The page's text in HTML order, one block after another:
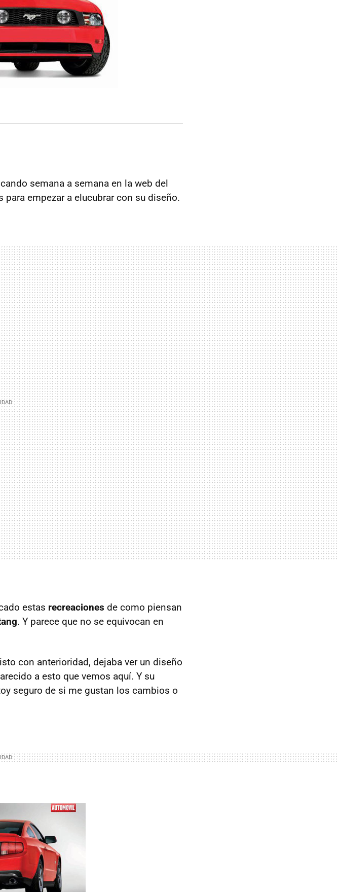
semana a semana en la web del
para empezar a elucubrar con su diseño.
estas recreaciones de como piensan
. Y parece que no se equivocan en
con anterioridad, dejaba ver un diseño
a esto que vemos aquí. Y su
seguro de si me gustan los cambios o